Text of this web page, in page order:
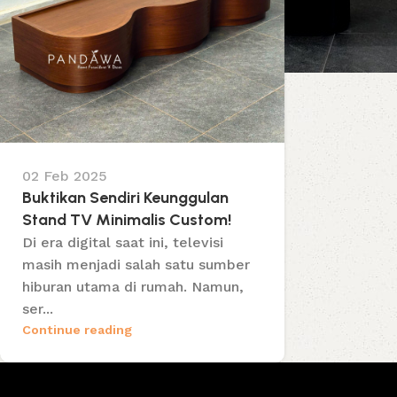
02 Feb 2025
Buktikan Sendiri Keunggulan
Stand TV Minimalis Custom!
Di era digital saat ini, televisi
masih menjadi salah satu sumber
hiburan utama di rumah. Namun,
ser...
Continue reading